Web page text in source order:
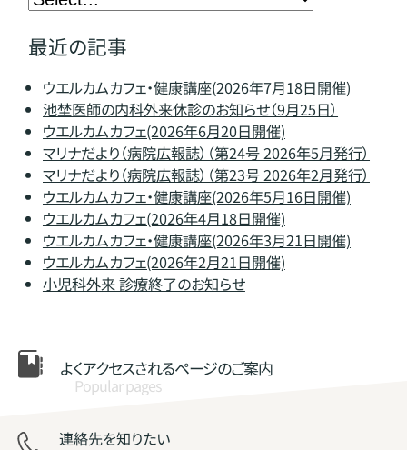
最近の記事
ウエルカムカフェ・健康講座(2026年7月18日開催)
池埜医師の内科外来休診のお知らせ（9月25日）
ウエルカムカフェ(2026年6月20日開催)
マリナだより（病院広報誌）（第24号 2026年5月発行）
マリナだより（病院広報誌）（第23号 2026年2月発行）
ウエルカムカフェ・健康講座(2026年5月16日開催)
ウエルカムカフェ(2026年4月18日開催)
ウエルカムカフェ・健康講座(2026年3月21日開催)
ウエルカムカフェ(2026年2月21日開催)
小児科外来 診療終了のお知らせ
よくアクセスされるページのご案内
Popular pages
連絡先を知りたい